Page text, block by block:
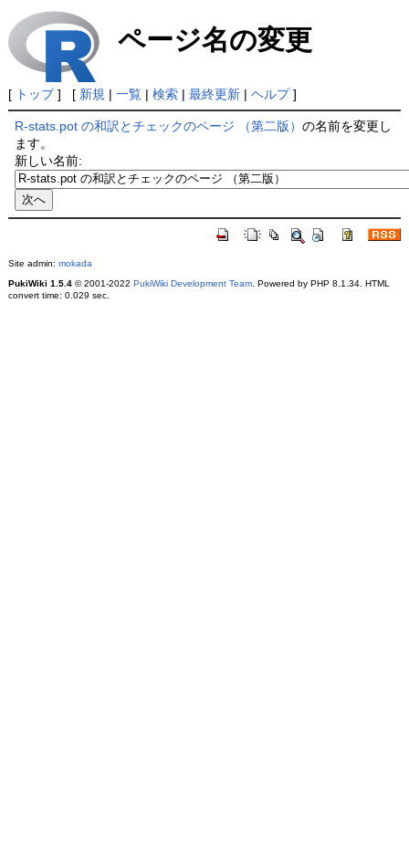
ページ名の変更
[ トップ] [ 新規 | 一覧| 検索| 最終更新| ヘルプ]
R-stats.pot の和訳とチェックのページ （第二版）の名前を変更し
ます。
新しい名前:
Site admin: mokada
PukiWiki 1.5.4© 2001-2022 PukiWiki Development Team. Powered by PHP 8.1.34. HTML
convert time: 0.029 sec.